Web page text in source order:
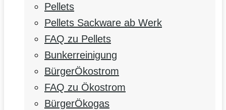
Pellets
Pellets Sackware ab Werk
FAQ zu Pellets
Bunkerreinigung
BürgerÖkostrom
FAQ zu Ökostrom
BürgerÖkogas